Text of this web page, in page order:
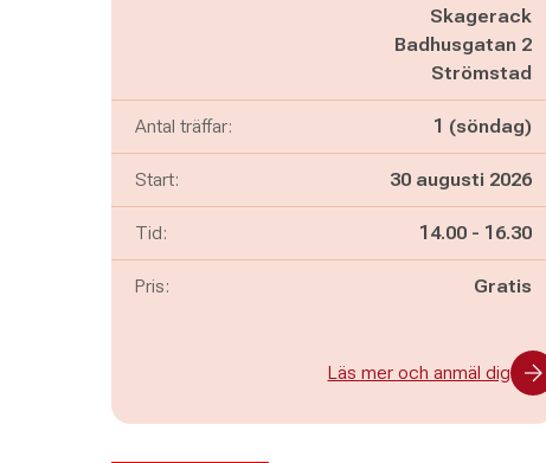
Skagerack
Badhusgatan 2
Strömstad
Antal träffar: 1 (söndag)
Start: 30 augusti 2026
Tid: Pågår mellan
14.00 - och
16.30
Pris: Gratis
Läs mer och anmäl dig